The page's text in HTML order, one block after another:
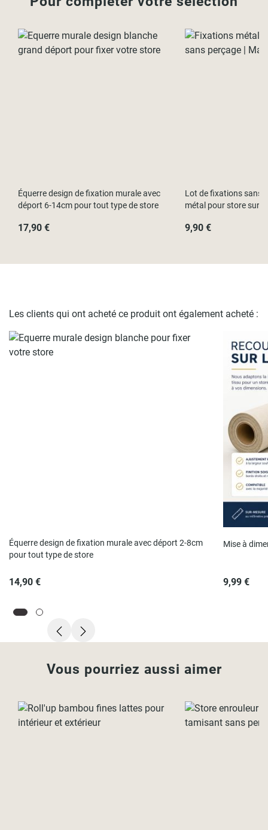
Équerre design de fixation murale avec
déport 6-14cm pour tout type de store
17,90 €
Lot de fixations sans
métal pour store sur
9,90 €
Les clients qui ont acheté ce produit ont également acheté :
Équerre design de fixation murale avec déport 2-8cm
pour tout type de store
14,90 €
Mise à
9,99 €
Vous pourriez aussi aimer